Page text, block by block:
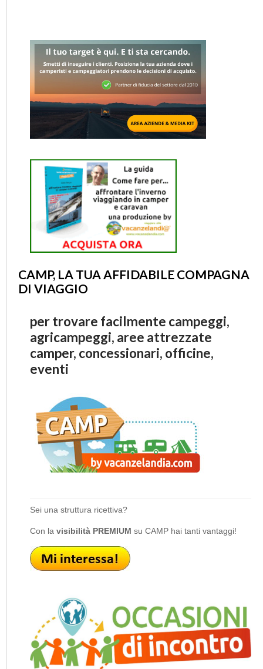
CAMP, LA TUA AFFIDABILE COMPAGNA
DI VIAGGIO
per trovare facilmente campeggi,
agricampeggi, aree attrezzate
camper, concessionari, officine,
eventi
Sei una struttura ricettiva?
Con la visibilità PREMIUM su CAMP hai tanti vantaggi!